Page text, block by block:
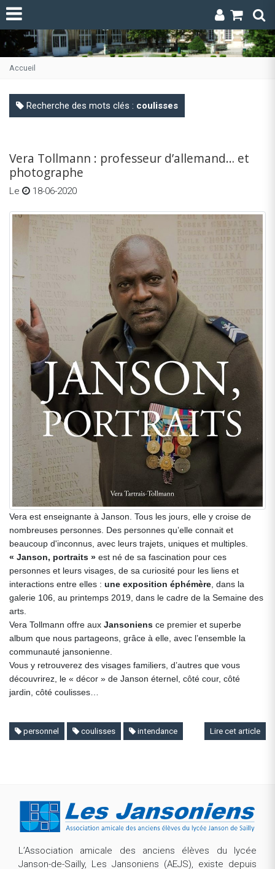
Accueil
Recherche des mots clés : coulisses
Vera Tollmann : professeur d’allemand… et
photographe
Le 18-06-2020
Vera est enseignante à Janson. Tous les jours, elle y croise de
nombreuses personnes. Des personnes qu’elle connait et
beaucoup d'inconnus, avec leurs trajets, uniques et multiples.
« Janson, portraits » est né de sa fascination pour ces
personnes et leurs visages, de sa curiosité pour les liens et
interactions entre elles : une exposition éphémère , dans la
galerie 106, au printemps 2019, dans le cadre de la Semaine des
arts.
Vera Tollmann offre aux Jansoniens ce premier et superbe
album que nous partageons, grâce à elle, avec l’ensemble la
communauté jansonienne.
Vous y retrouverez des visages familiers, d’autres que vous
découvrirez, le « décor » de Janson éternel, côté cour, côté
jardin, côté coulisses…
Lire cet article
personnel coulisses intendance
L’Association amicale des anciens élèves du lycée
Janson-de-Sailly, Les Jansoniens (AEJS), existe depuis